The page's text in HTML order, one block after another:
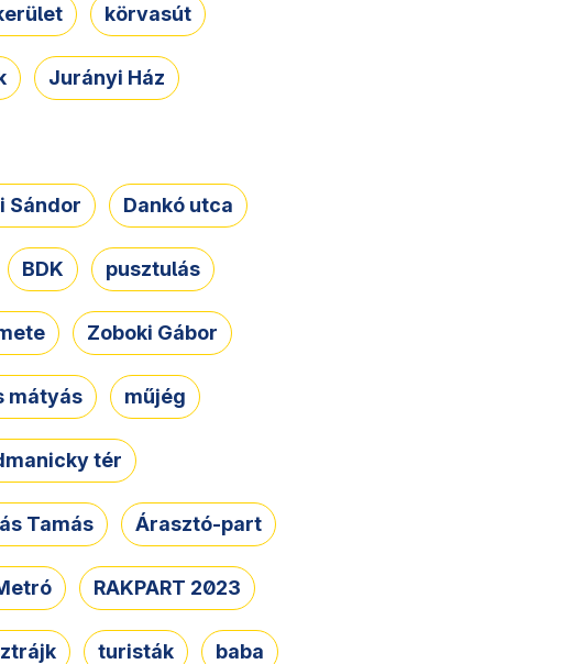
körvasút
Jurányi Ház
Sándor Dankó utca
BDK pusztulás
Zoboki Gábor
mátyás műjég
tér
Tamás Árasztó-part
RAKPART 2023
turisták baba